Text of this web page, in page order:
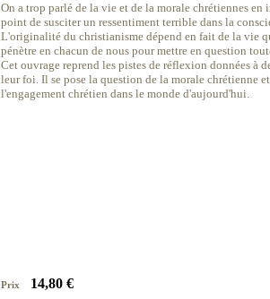
On a trop parlé de la vie et de la morale chrétiennes en
point de susciter un ressentiment terrible dans la
L'originalité du christianisme dépend en fait de la vie
pénètre en chacun de nous pour mettre en question
Cet ouvrage reprend les pistes de réflexion données à
leur foi. Il se pose la question de la morale chrétienne
l'engagement chrétien dans le monde d'aujourd'hui.
Prix 14,80 €